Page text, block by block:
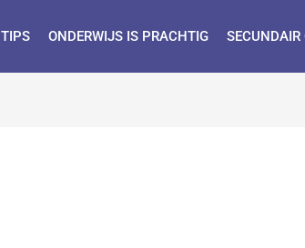
ONDERWIJS IS PRACHTIG SECUNDAIR